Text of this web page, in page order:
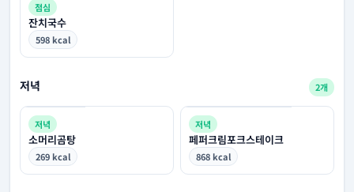
점심
잔치국수
598 kcal
저녁 2개
저녁
소머리곰탕
269 kcal
저녁
페퍼크림포크스테이크
868 kcal